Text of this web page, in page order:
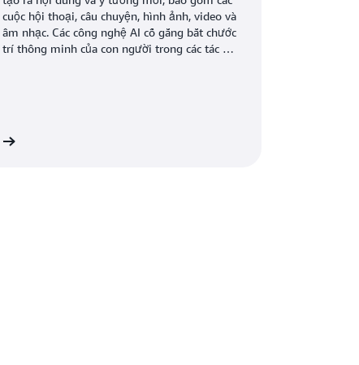
cuộc hội thoại, câu chuyện, hình ảnh, video và
âm nhạc. Các công nghệ AI cố gắng bắt chước
trí thông minh của con người trong các tác vụ
sinh sử dụng lại dữ liệu đào tạo để giải quyết